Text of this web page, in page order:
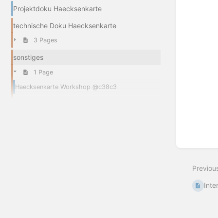
Projektdoku Haecksenkarte
technische Doku Haecksenkarte
3 Pages
sonstiges
1 Page
Haecksenkarte Workshop @c38c3